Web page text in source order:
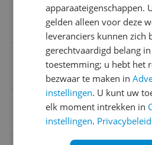
Draagwijze
On-ear
Microfoon
Type connectie
Bedraad
apparaateigenschappen.
gelden alleen voor deze
leveranciers kunnen zich
gerechtvaardigd belang
toestemming; u hebt het
bezwaar te maken in
instellingen. U kunt uw
elk moment intrekken in
instellingen. Privacybeleid